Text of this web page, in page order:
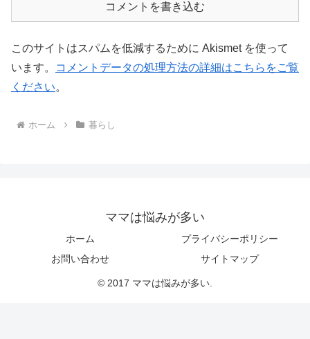
コメントを書き込む
このサイトはスパムを低減するために Akismet を使って
います。
コメントデータの処理方法の詳細はこちらをご覧
ください。
ホーム 暮らし
ママは悩みが多い
ホーム
プライバシーポリシー
お問い合わせ
サイトマップ
© 2017 ママは悩みが多い.